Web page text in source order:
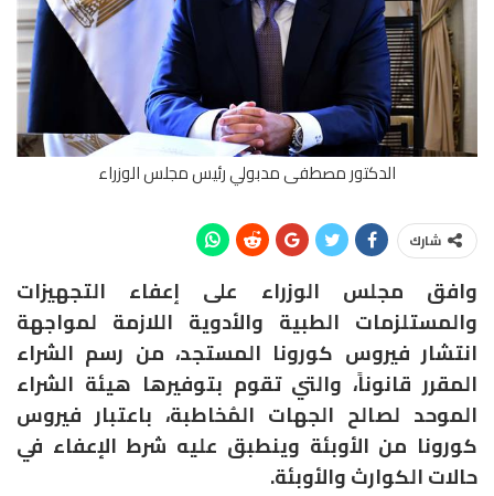
الدكتور مصطفى مدبولي رئيس مجلس الوزراء
شارك
وافق مجلس الوزراء على إعفاء التجهيزات
والمستلزمات الطبية والأدوية اللازمة لمواجهة
انتشار فيروس كورونا المستجد، من رسم الشراء
المقرر قانوناً، والتي تقوم بتوفيرها هيئة الشراء
الموحد لصالح الجهات المُخاطبة، باعتبار فيروس
كورونا من الأوبئة وينطبق عليه شرط الإعفاء في
حالات الكوارث والأوبئة.